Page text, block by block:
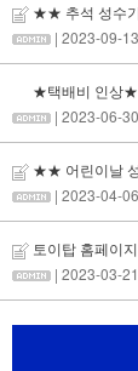
★★ 추석 성수
| 2023-09-13
★택배비 인상★
| 2023-06-30
★★ 어린이날
| 2023-04-06
토이탑 홈페이
| 2023-03-21